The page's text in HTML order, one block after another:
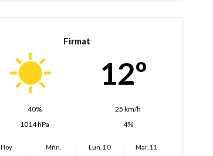
Firmat
12º
40%
25 km/h
1014 hPa
4%
Hoy
Mñn.
Lun. 10
Mar. 11